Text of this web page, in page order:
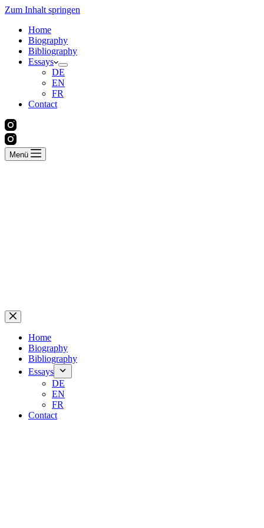
Zum Inhalt springen
Home
Biography
Bibliography
Essays
DE
EN
FR
Contact
Menü
Home
Biography
Bibliography
Essays
DE
EN
FR
Contact